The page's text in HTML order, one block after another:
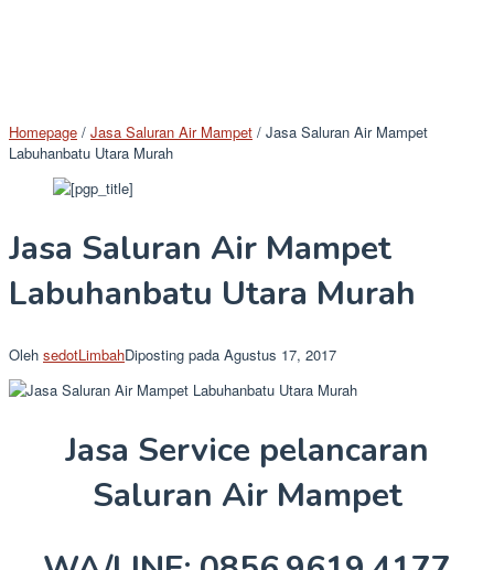
Homepage / Jasa Saluran Air Mampet / Jasa Saluran Air Mampet
Labuhanbatu Utara Murah
Jasa Saluran Air Mampet
Labuhanbatu Utara Murah
Oleh sedotLimbahDiposting pada Agustus 17, 2017
Jasa Service pelancaran
Saluran Air Mampet